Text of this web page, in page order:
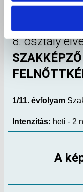
indul:
8. osztály
1/11. évfolyam
Intenzitás: heti - 2
A